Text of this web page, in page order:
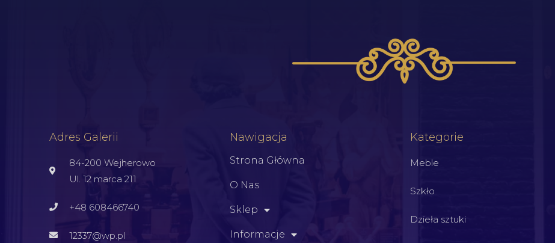
Adres Galerii
84-200 Wejherowo
Ul. 12 marca 211
+48 608466740
12337@wp.pl
Nawigacja
Strona Główna
O Nas
Sklep
Informacje
Kategorie
Meble
Szkło
Dzieła sztuki